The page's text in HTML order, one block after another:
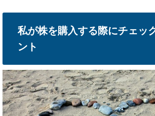
私が株を購入する際にチェッ
ント